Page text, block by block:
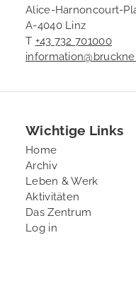
Alice-Harnoncourt-
A-4040 Linz
T +43 732 701000
Wichtige Links
Home
Archiv
Leben & Werk
Aktivitäten
Das Zentrum
User
Log in